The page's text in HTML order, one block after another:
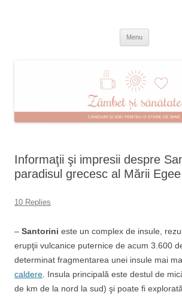
Menu
Informaţii şi impresii despre
paradisul grecesc al Mării Egee
10 Replies
– Santorini este un complex de insule,
erupţii vulcanice puternice de acum 3.600
determinat fragmentarea unei insule mai
caldere . Insula principală este destul de
de km de la nord la sud) şi poate fi